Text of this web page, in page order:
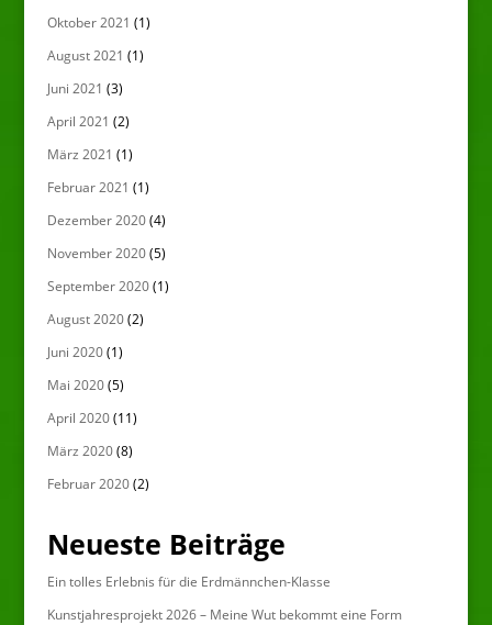
Oktober 2021 (1)
August 2021 (1)
Juni 2021 (3)
April 2021 (2)
März 2021 (1)
Februar 2021 (1)
Dezember 2020(4)
November 2020(5)
September 2020(1)
August 2020(2)
Juni 2020(1)
Mai 2020(5)
April 2020(11)
März 2020(8)
Februar 2020(2)
Neueste Beiträge
Ein tolles Erlebnis für die Erdmännchen-Klasse
Kunstjahresprojekt 2026 – Meine Wut bekommt eine Form